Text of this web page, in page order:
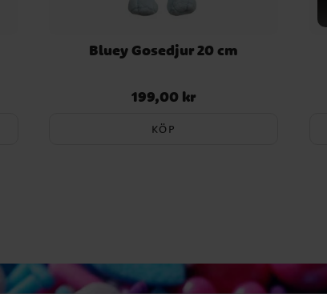
Bluey Gosedjur 20 cm
Pris:199,00 kr
199,00 kr
KÖP